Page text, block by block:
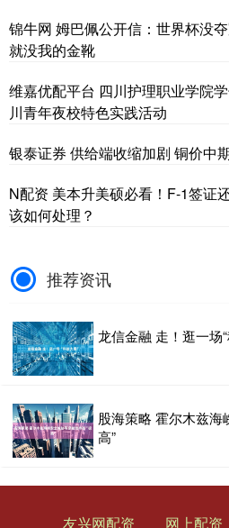
锦牛网 姆巴佩公开信：世界杯没
就没我的金靴
维嘉优配平台 四川护理职业学院
川青年夜校特色实践活动
银泰证券 供给端收缩加剧 铜价中
N配资 美本升美硕必看！F-1签证
该如何处理？
推荐资讯
龙信金融 走！逛一场
股海策略 霍尔木兹海
高”
友兴网配资 网上配资